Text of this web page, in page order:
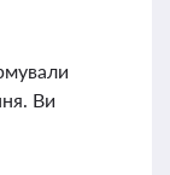
Ви